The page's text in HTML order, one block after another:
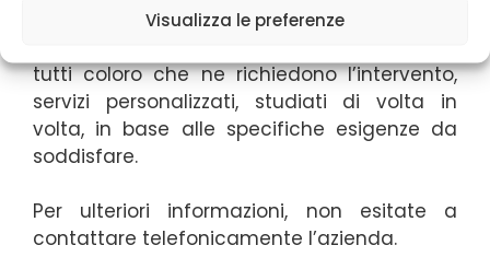
Visualizza le preferenze
sgomberi di appartamenti, cantine, solai,
tutti coloro che ne richiedono l’intervento,
servizi personalizzati, studiati di volta in
volta, in base alle specifiche esigenze da
soddisfare.
Per ulteriori informazioni, non esitate a
contattare telefonicamente l’azienda.